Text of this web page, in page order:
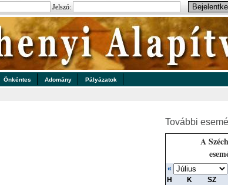
Jelszó:
Önkéntes Adomány Pályázatok
További
A
«
H
K SZ